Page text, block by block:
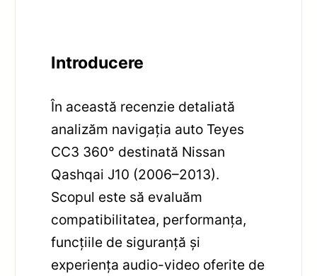
Introducere
În această recenzie detaliată
analizăm navigația auto Teyes
CC3 360° destinată Nissan
Qashqai J10 (2006–2013).
Scopul este să evaluăm
compatibilitatea, performanța,
funcțiile de siguranță și
experiența audio-video oferite de